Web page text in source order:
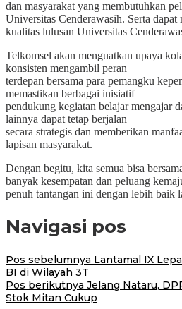
dan masyarakat yang membutuhkan
Universitas Cenderawasih. Serta
kualitas lulusan Universitas
Telkomsel akan menguatkan upaya
konsisten mengambil peran
terdepan bersama para pemangku
memastikan berbagai inisiatif
pendukung kegiatan belajar mengajar
lainnya dapat tetap berjalan
secara strategis dan memberikan
lapisan masyarakat.
Dengan begitu, kita semua bisa
banyak kesempatan dan peluang
penuh tantangan ini dengan lebih baik
Navigasi pos
Pos sebelumnya Lantamal IX
BI di Wilayah 3T
Pos berikutnya Jelang Nataru,
Stok Mitan Cukup